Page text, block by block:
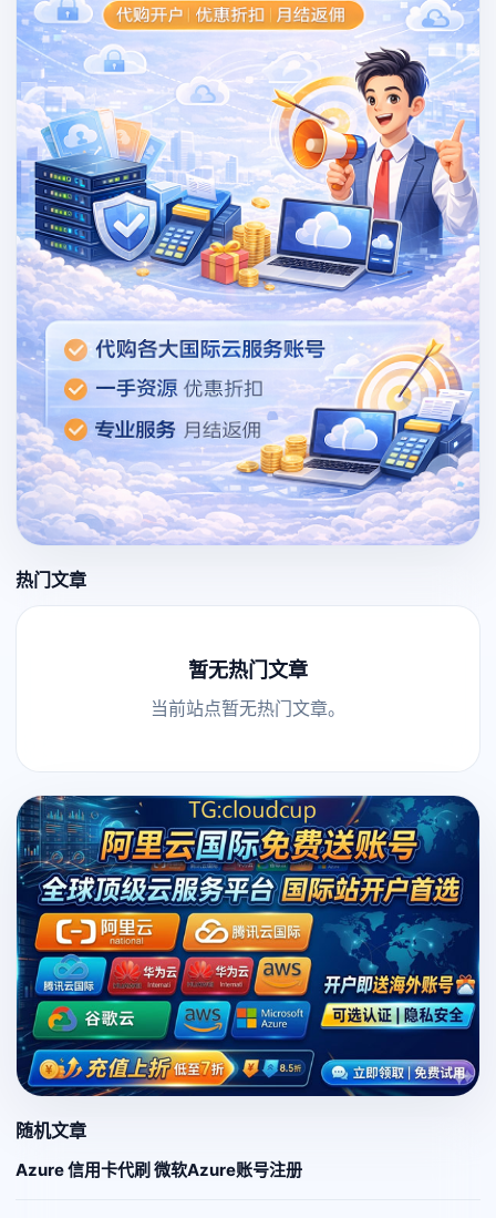
热门文章
暂无热门文章
当前站点暂无热门文章。
随机文章
Azure 信用卡代刷 微软Azure账号注册